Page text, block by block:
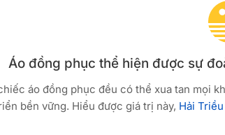
Áo đồng phục thể hiện được sự
áo đồng phục đều có thể xua tan mọi
bền vững. Hiểu được giá trị này, Hải Triều